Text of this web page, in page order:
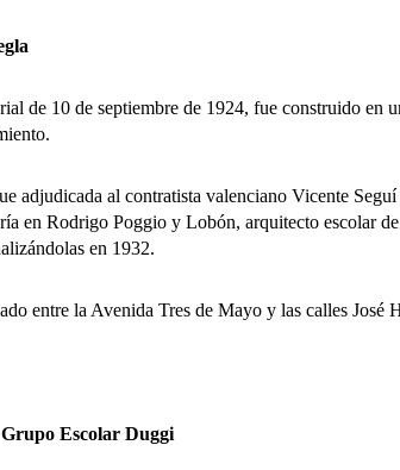
10 de septiembre de 1924, fue construido en
al contratista valenciano Vicente Seguí
en Rodrigo Poggio y Lobón, arquitecto escolar
en 1932.
la Avenida Tres de Mayo y las calles José
Grupo Escolar Duggi